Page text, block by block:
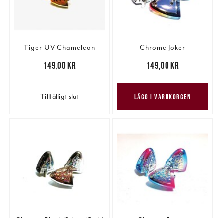
Tiger UV Chameleon
149,00 kr
149,00 kr
Tillfälligt slut
Chrome Joker
149,00 kr
149,00 kr
LÄGG I VARUKORGEN